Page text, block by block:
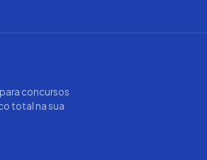
concursos
total na sua